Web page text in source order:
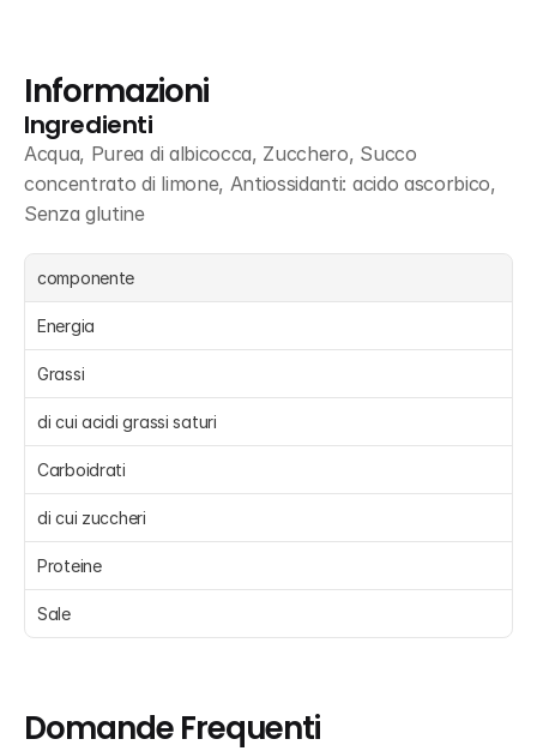
Informazioni
Ingredienti
Acqua, Purea di albicocca, Zucchero, Succo
concentrato di limone, Antiossidanti: acido ascorbico,
Senza glutine
componente
Energia
Grassi
di cui acidi grassi saturi
Carboidrati
di cui zuccheri
Proteine
Sale
Domande Frequenti